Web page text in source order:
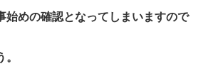
始めの確認となってしまいますので